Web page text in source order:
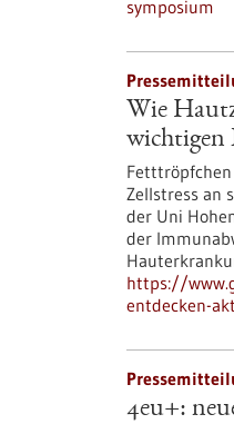
symposium
Wie
wichtigen
Zellstress an
der Uni
der
https://
entdecken-
4eu+: